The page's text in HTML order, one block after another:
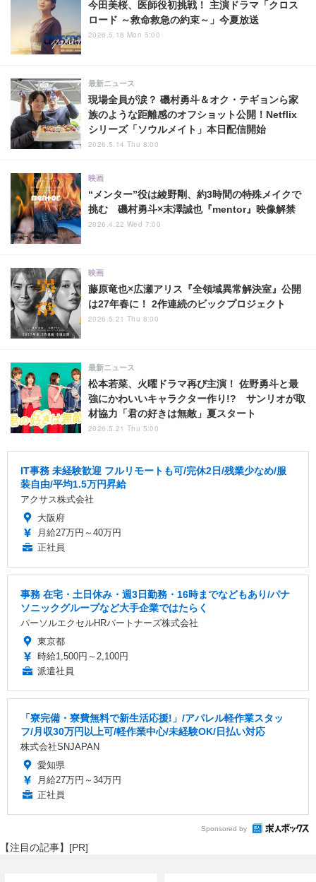
今田美桜、医師役初挑戦！ 主演ドラマ「クロス
ロード ～救命救急の約束～」今夏放送
2026.5.18 Mon 5:00
現場全員が涙？ 磯村勇斗＆オク・テギョンら家
族のような距離感のオフショット公開！Netflix
シリーズ「ソウルメイト」本日配信開始
最新ニュース
2026.5.14 Thu 8:00
“メンター”役は綾野剛、約3時間の特殊メイクで
挑む 磯村勇斗×末澤誠也『mentor』映像解禁
映画
2026.4.22 Wed 7:00
藤原竜也×広瀬アリス『全領域異常解決室』公開
は27年春に！ 2作連続のビックプロジェクト
映画
2026.5.21 Thu 8:00
松本若菜、火曜ドラマ再び主演！ 佐野勇斗と最
強にかわいいキャラクター作り!? サンリオが取
材協力「君の好きは無敵」夏スタート
最新ニュース
2026.5.21 Thu 5:00
IT事務 未経験歓迎 フルリモートも可/完休2日/残業少なめ/服
装自由/平均1.5万円昇給
アクサス株式会社
大阪府
月給27万円～40万円
正社員
事務 在宅・土日休み・週3日勤務・16時までなどもあり/パナ
ソニックグループなど大手企業ではたらく
パーソルエクセルHRパートナーズ株式会社
東京都
時給1,500円～2,100円
派遣社員
「寮完備・寮費無料で新生活応援!」/アパレル軽作業スタッ
フ/月収30万円以上可/軽作業中心/未経験OK/日払い対応
株式会社SNJAPAN
愛知県
月給27万円～34万円
正社員
Sponsored by
【注目の記事】[PR]